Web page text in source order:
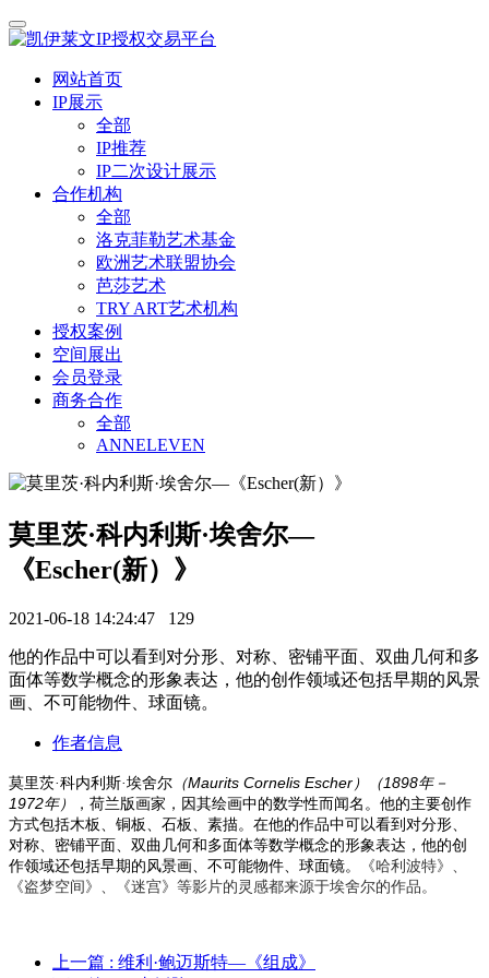
网站首页
IP展示
全部
IP推荐
IP二次设计展示
合作机构
全部
洛克菲勒艺术基金
欧洲艺术联盟协会
芭莎艺术
TRY ART艺术机构
授权案例
空间展出
会员登录
商务合作
全部
ANNELEVEN
莫里茨·科内利斯·埃舍尔—
《Escher(新）》
2021-06-18 14:24:47 129
他的作品中可以看到对分形、对称、密铺平面、双曲几何和多
面体等数学概念的形象表达，他的创作领域还包括早期的风景
画、不可能物件、球面镜。
作者信息
莫里茨·科内利斯·埃舍尔 （Maurits Cornelis Escher ）（1898年－
1972年）
，荷兰版画家，因其绘画中的数学性而闻名。他的主要创作
方式包括木板、铜板、石板、素描。在他的作品中可以看到对分形
对称 、密铺平面、 双曲几何和 多面体等数学概念的形象表达，他的创
作领域还包括早期的风景画、不可能物件、球面镜。
《哈利波特》、
《盗梦空间》、《迷宫》等影片的灵感都来源于埃舍尔的作品。
上一篇 : 维利·鲍迈斯特—《组成》